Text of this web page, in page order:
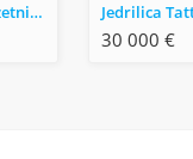
Brig 645 rib plovilo sa izuzetnim voznim karakteristikama
30 000 €